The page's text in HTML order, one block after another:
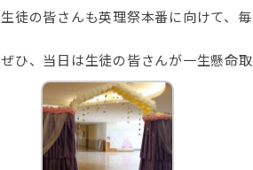
生徒の皆さんも英理祭本番に向けて、
ぜひ、当日は生徒の皆さんが一生懸命